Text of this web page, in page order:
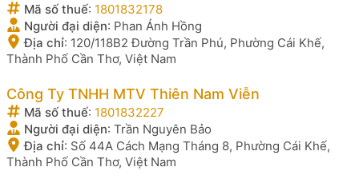
Mã số thuế: 1801832178
Người đại diện: Phan Ánh Hồng
Địa chỉ: 120/118B2 Đường Trần Phú, Phường Cái Khế,
Thành Phố Cần Thơ, Việt Nam
Công Ty TNHH MTV Thiên Nam Viễn
Mã số thuế: 1801832227
Người đại diện: Trần Nguyên Bảo
Địa chỉ: Số 44A Cách Mạng Tháng 8, Phường Cái Khế,
Thành Phố Cần Thơ, Việt Nam